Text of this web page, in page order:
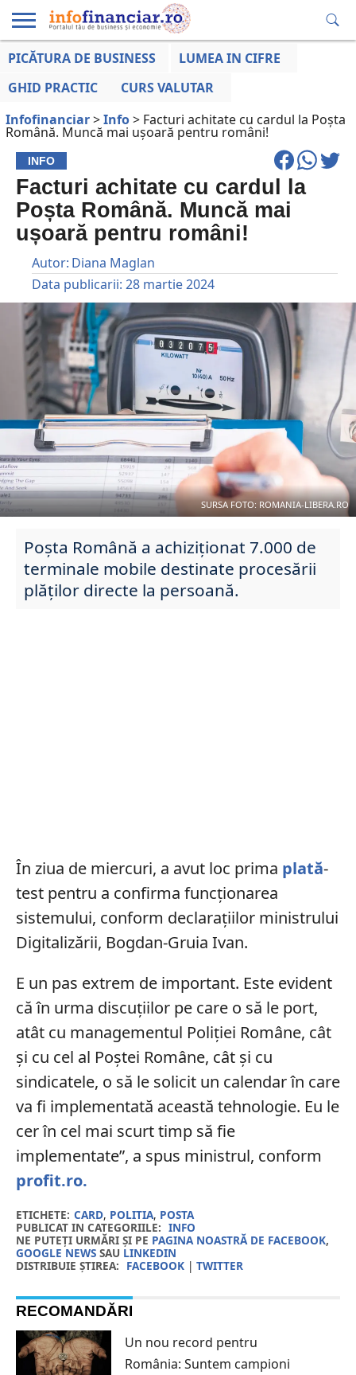
EDUCAȚIE
LA ZI
AFACERILOR
PICĂTURA DE BUSINESS
LUMEA IN CIFRE
GHID PRACTIC
CURS VALUTAR
Infofinanciar>Info> Facturi achitate cu cardul la Poșta
Română. Muncă mai ușoară pentru români!
INFO
Facturi achitate cu cardul la
Poșta Română. Muncă mai
ușoară pentru români!
Autor: Diana Maglan
Data publicarii: 28 martie 2024
SURSA FOTO: ROMANIA-LIBERA.RO
Poșta Română a achiziționat 7.000 de
terminale mobile destinate procesării
plăților directe la persoană.
În ziua de miercuri, a avut loc prima plată-
test pentru a confirma funcționarea
sistemului, conform declarațiilor ministrului
Digitalizării, Bogdan-Gruia Ivan.
E un pas extrem de important. Este evident
că în urma discuțiilor pe care o să le port,
atât cu managementul Poliției Române, cât
și cu cel al Poștei Române, cât și cu
sindicatele, o să le solicit un calendar în care
va fi implementată această tehnologie. Eu le
cer în cel mai scurt timp să fie
implementate”, a spus ministrul, conform
profit.ro.
ETICHETE: CARD, POLITIA, POSTA
PUBLICAT IN CATEGORIILE: INFO
NE PUTEȚI URMĂRI ȘI PE PAGINA NOASTRĂ DE FACEBOOK,
GOOGLE NEWSSAU LINKEDIN
DISTRIBUIE ȘTIREA: FACEBOOK| TWITTER
RECOMANDĂRI
Un nou record pentru
România: Suntem campioni